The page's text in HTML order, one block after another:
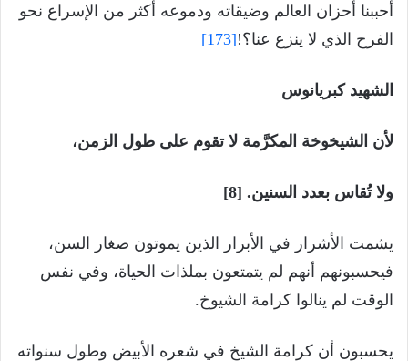
أحببنا أحزان العالم وضيقاته ودموعه أكثر من الإسراع نحو
الفرح الذي لا ينزع عنا؟![173]
الشهيد كبريانوس
لأن الشيخوخة المكرَّمة لا تقوم على طول الزمن،
ولا تُقاس بعدد السنين. [8]
يشمت الأشرار في الأبرار الذين يموتون صغار السن،
فيحسبونهم أنهم لم يتمتعون بملذات الحياة، وفي نفس
الوقت لم ينالوا كرامة الشيوخ.
يحسبون أن كرامة الشيخ في شعره الأبيض وطول سنواته